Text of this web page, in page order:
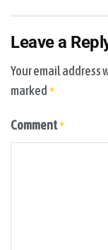
Leave a
Your email address
marked *
Comment*